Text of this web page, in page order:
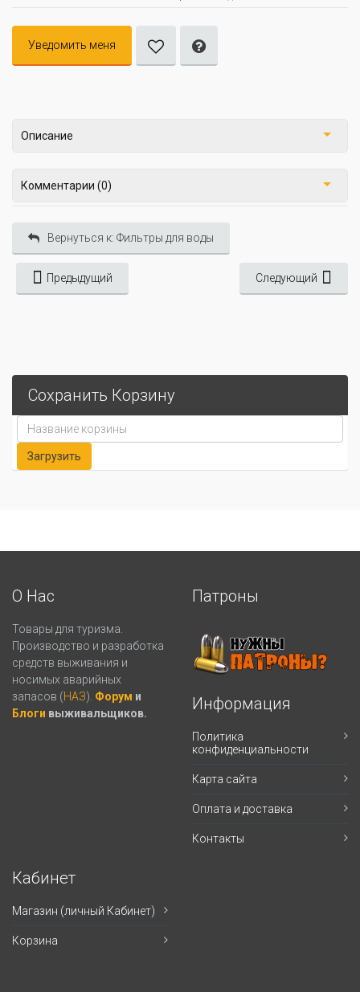
Уведомить меня
Описание
Комментарии (0)
Вернуться к: Фильтры для воды
Предыдущий Следующий
Сохранить Корзину
О Нас
Товары для туризма.
Производство и разработка
средств выживания и
носимых аварийных
запасов (НАЗ). Форум и
Блоги выживальщиков.
Патроны
Информация
Политика
конфиденциальности
Карта сайта
Оплата и доставка
Контакты
Кабинет
Магазин (личный Кабинет)
Корзина